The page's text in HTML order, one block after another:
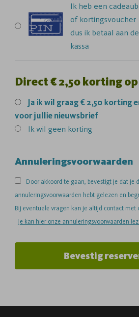
Ik heb een
of kortingsvoucher
dus ik betaal aan de
kassa
Direct € 2,50 korting
Ja ik wil graag € 2,50 korting
voor jullie nieuwsbrief
Ik wil geen korting
Annuleringsvoorwaarden
Door akkoord te gaan, bevestigt je dat je
annuleringsvoorwaarden hebt gelezen en
Bij eventuele vragen kan je altijd contact met
Je kan hier onze annuleringsvoorwaarden
Bevestig